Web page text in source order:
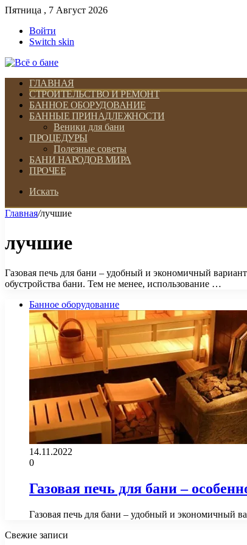
Пятница , 7 Август 2026
Войти
Switch skin
ГЛАВНАЯ
СТРОИТЕЛЬСТВО И РЕМОНТ
БАННОЕ ОБОРУДОВАНИЕ
БАННЫЕ ПРИНАДЛЕЖНОСТИ
Веники для бани
ПРОЦЕДУРЫ
Полезные советы
БАНИ НАРОДОВ МИРА
ПРОЧЕЕ
Искать
Главная/лучшие
лучшие
Газовая печь для бани – удобный и экономичный
обустройства бани. Тем не менее, использование …
Банное оборудование
14.11.2022
0
Газовая печь для бани –
Газовая печь для бани – удобный и экономичный
Свежие записи